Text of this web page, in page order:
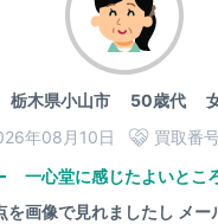
栃木県小山市50歳代
年08月10日
買取番
一心堂に感じたよいとこ
を画像で見れましたし メー